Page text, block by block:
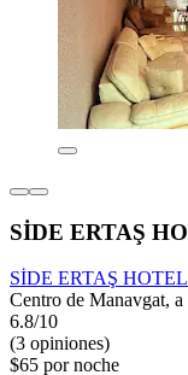
SİDE ERTAŞ
SİDE ERTAŞ HOTEL
Centro de Manavgat,
6.8/10
(3 opiniones)
$65 por noche